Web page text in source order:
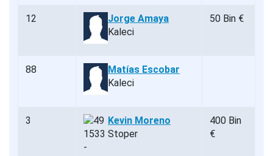
12
Jorge Amaya
Kaleci
50 Bin €
88
Matías Escobar
Kaleci
3
Kevin Moreno
Stoper
400 Bin
€